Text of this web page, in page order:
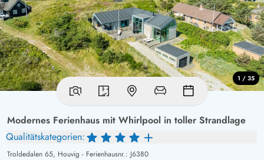
Modernes Ferienhaus mit Whirlpool in toller Strandlage
Qualitätskategorien:
Troldedalen 65, Houvig - Ferienhausnr.: J6380
1 / 35